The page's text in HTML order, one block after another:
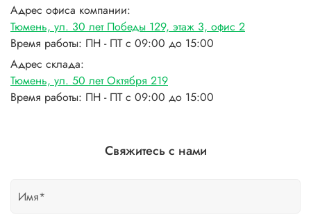
Адрес офиса компании:
Тюмень, ул. 30 лет Победы 129, этаж 3, офис 2
Время работы: ПН - ПТ с 09:00 до 15:00
Адрес склада:
Тюмень, ул. 50 лет Октября 219
Время работы: ПН - ПТ с 09:00 до 15:00
Свяжитесь с нами